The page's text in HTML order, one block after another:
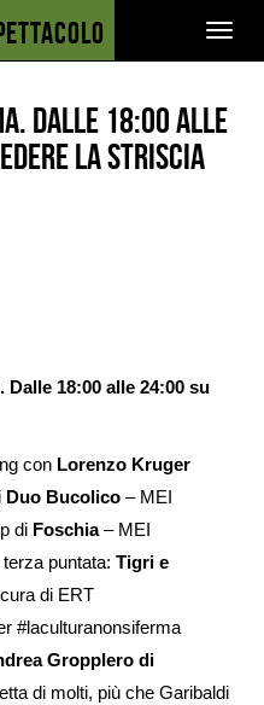
CLICCA QUI PER VEDERE LA
Dalle 18:00 alle
la striscia
18:00 alle 24:00 su
con Lorenzo Kruger
Duo Bucolico – MEI
di Foschia– MEI
terza puntata: Tigri e
di ERT
#laculturanonsiferma
Gropplero di
di molti, più che Garibaldi